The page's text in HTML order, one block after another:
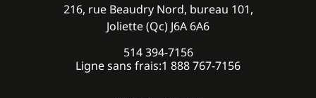
216, rue Beaudry Nord, bureau 101,
Joliette (Qc) J6A 6A6
514 394-7156
Ligne sans frais:1 888 767-7156